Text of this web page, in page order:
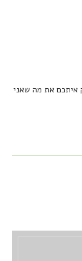
איתכם את מה שאני